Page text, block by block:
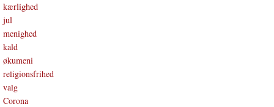
kærlighed
jul
menighed
kald
økumeni
religionsfrihed
valg
Corona